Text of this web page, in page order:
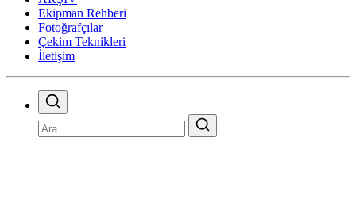
Ekipman Rehberi
Fotoğrafçılar
Çekim Teknikleri
İletişim